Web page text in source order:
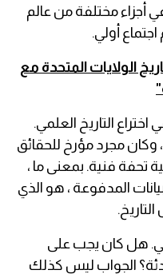
مختلفة من عالم
اجتماع أولي.
الولايات المتحدة مع
اختراع التاريخ العلمي.
، وكان مجرد مؤرخ للحقائق
تحفة فنية. بمعنى ما ،
المدفوعة ، هو الذي
هل كان يجب على
الجواب ليس كذلك